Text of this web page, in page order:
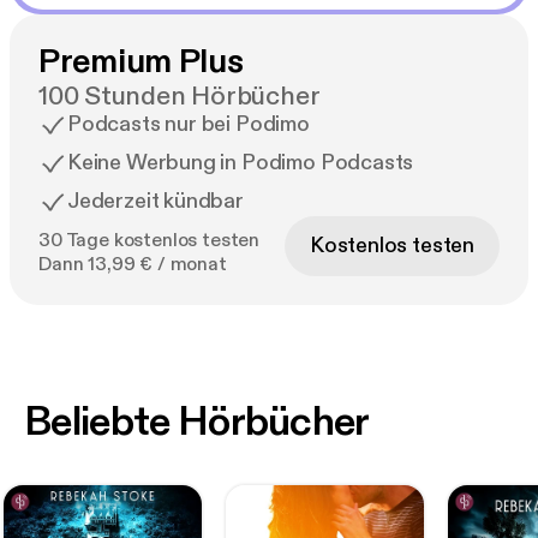
Premium Plus
100 Stunden Hörbücher
Podcasts nur bei Podimo
Keine Werbung in Podimo Podcasts
Jederzeit kündbar
30 Tage kostenlos testen
Dann 13,99 € / monat
Kostenlos testen
Beliebte Hörbücher